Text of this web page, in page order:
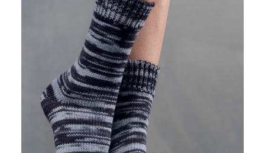
LANA MIA COLORE